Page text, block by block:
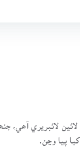
پيا وڃن.